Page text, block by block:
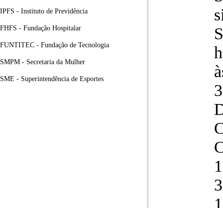
IPFS - Instituto de Previdência
FHFS - Fundação Hospitalar
FUNTITEC - Fundação de Tecnologia
SMPM - Secretaria da Mulher
SME - Superintendência de Esportes